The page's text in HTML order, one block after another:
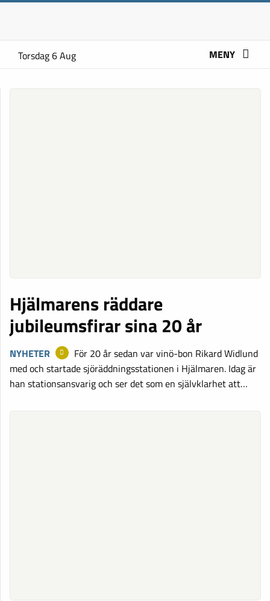
Torsdag 6 Aug MENY
Hjälmarens räddare
jubileumsfirar sina 20 år
NYHETER
För 20 år sedan var vinö-bon Rikard Widlund
med och startade sjöräddningsstationen i Hjälmaren. Idag är
han stationsansvarig och ser det som en självklarhet att…